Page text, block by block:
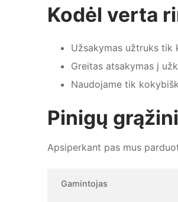
Kodėl verta
Užsakymas užtruks tik
Greitas atsakymas į
Naudojame tik
Pinigų
Apsiperkant pas mus
Gamintojas